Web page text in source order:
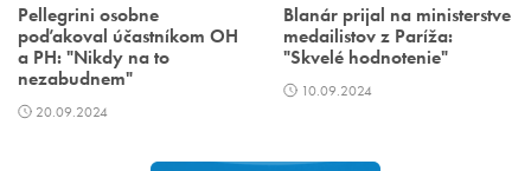
Pellegrini osobne
poďakoval účastníkom OH
a PH: "Nikdy na to
nezabudnem"
20.09.2024
Blanár prijal na ministerstve
medailistov z Paríža:
"Skvelé hodnotenie"
10.09.2024